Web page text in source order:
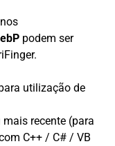
podem ser
utilização de
recente (para
C++ / C# / VB